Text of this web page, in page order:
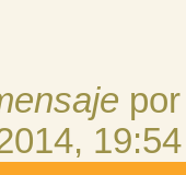
19:54